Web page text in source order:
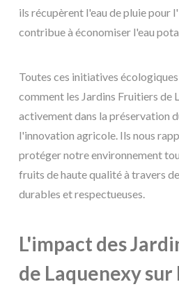
ils récupèrent l'eau de pluie pour
contribue à économiser l'eau
Toutes ces initiatives
comment les Jardins Fruitiers de
activement dans la préservation
l'innovation agricole. Ils nous
protéger notre environnement
fruits de haute qualité à travers
durables et respectueuses.
L'impact des
de Laquenexy sur